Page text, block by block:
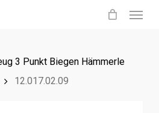
3 Punkt Biegen Hämmerle
12.017.02.09